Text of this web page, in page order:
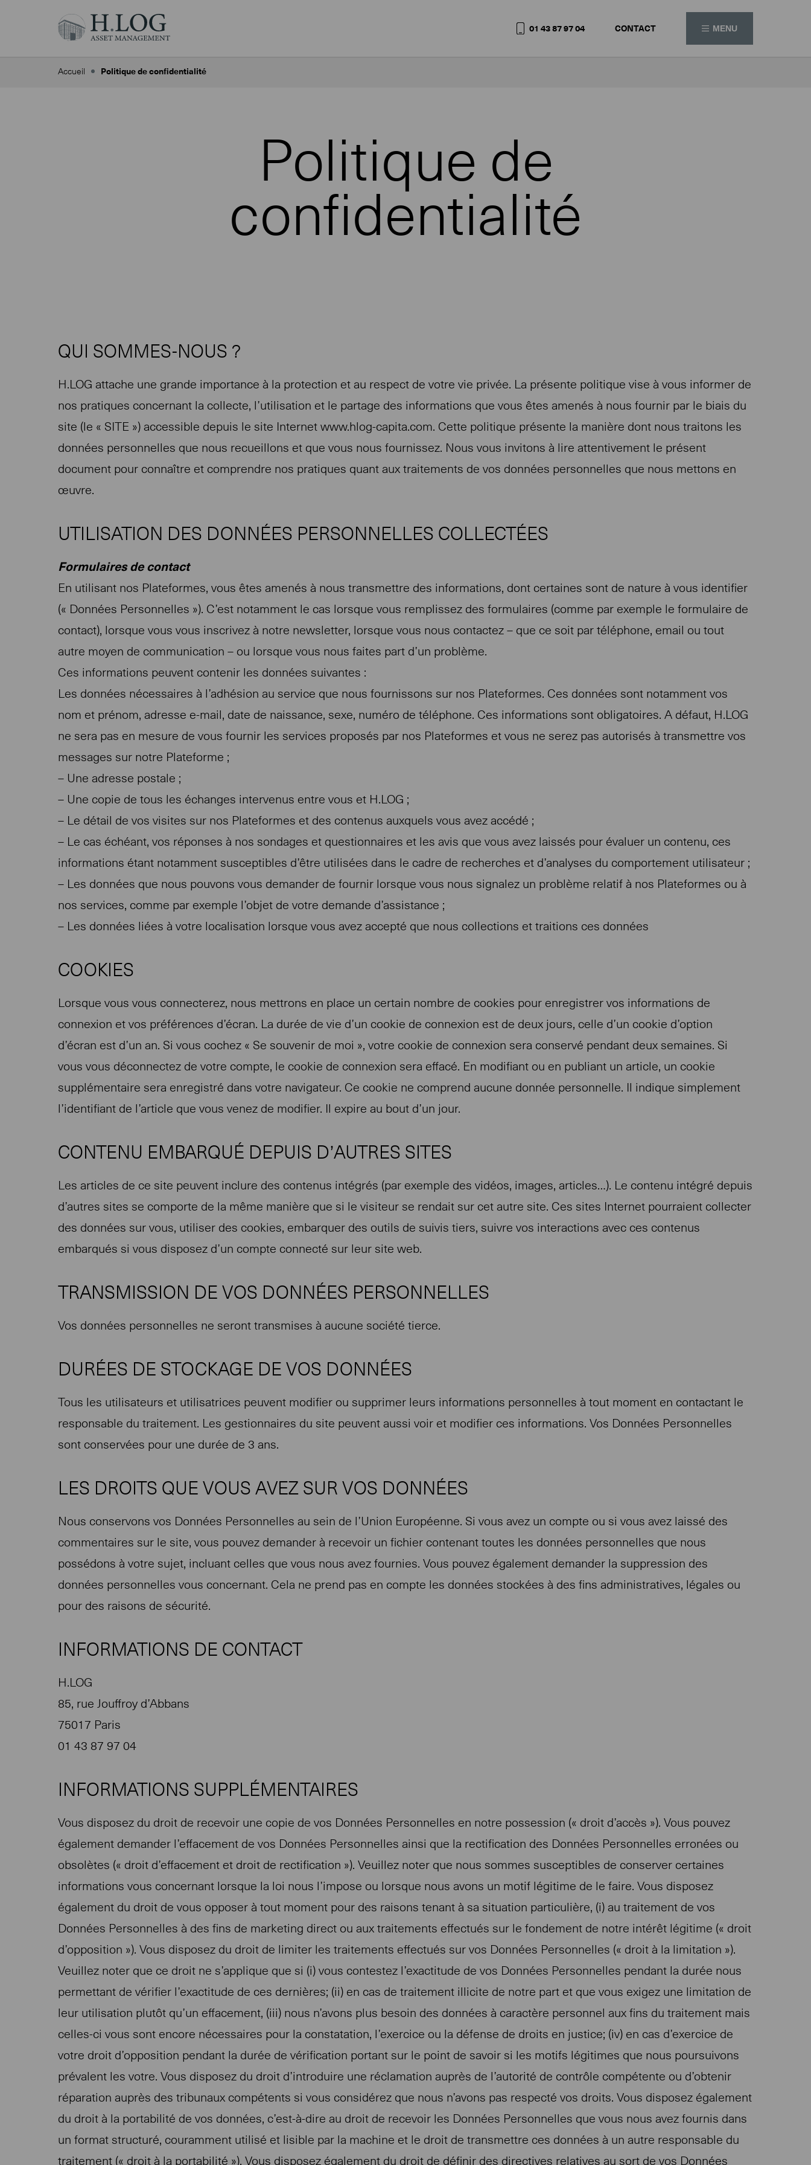
01 43 87 97 04 CONTACT MENU
Accueil Politique de confidentialité
Politique de
confidentialité
QUI SOMMES-NOUS ?
H.LOG attache une grande importance à la protection et au respect de votre vie privée. La présente politique vise à vous informer de
nos pratiques concernant la collecte, l’utilisation et le partage des informations que vous êtes amenés à nous fournir par le biais du
site (le « SITE ») accessible depuis le site Internet www.hlog-capita.com. Cette politique présente la manière dont nous traitons les
données personnelles que nous recueillons et que vous nous fournissez. Nous vous invitons à lire attentivement le présent
document pour connaître et comprendre nos pratiques quant aux traitements de vos données personnelles que nous mettons en
œuvre.
UTILISATION DES DONNÉES PERSONNELLES COLLECTÉES
Formulaires de contact
En utilisant nos Plateformes, vous êtes amenés à nous transmettre des informations, dont certaines sont de nature à vous identifier
(« Données Personnelles »). C’est notamment le cas lorsque vous remplissez des formulaires (comme par exemple le formulaire de
contact), lorsque vous vous inscrivez à notre newsletter, lorsque vous nous contactez – que ce soit par téléphone, email ou tout
autre moyen de communication – ou lorsque vous nous faites part d’un problème.
Ces informations peuvent contenir les données suivantes :
Les données nécessaires à l’adhésion au service que nous fournissons sur nos Plateformes. Ces données sont notamment vos
nom et prénom, adresse e-mail, date de naissance, sexe, numéro de téléphone. Ces informations sont obligatoires. A défaut, H.LOG
ne sera pas en mesure de vous fournir les services proposés par nos Plateformes et vous ne serez pas autorisés à transmettre vos
messages sur notre Plateforme ;
– Une adresse postale ;
– Une copie de tous les échanges intervenus entre vous et H.LOG ;
– Le détail de vos visites sur nos Plateformes et des contenus auxquels vous avez accédé ;
– Le cas échéant, vos réponses à nos sondages et questionnaires et les avis que vous avez laissés pour évaluer un contenu, ces
informations étant notamment susceptibles d’être utilisées dans le cadre de recherches et d’analyses du comportement utilisateur ;
– Les données que nous pouvons vous demander de fournir lorsque vous nous signalez un problème relatif à nos Plateformes ou à
nos services, comme par exemple l’objet de votre demande d’assistance ;
– Les données liées à votre localisation lorsque vous avez accepté que nous collections et traitions ces données
COOKIES
Lorsque vous vous connecterez, nous mettrons en place un certain nombre de cookies pour enregistrer vos informations de
connexion et vos préférences d’écran. La durée de vie d’un cookie de connexion est de deux jours, celle d’un cookie d’option
d’écran est d’un an. Si vous cochez « Se souvenir de moi », votre cookie de connexion sera conservé pendant deux semaines. Si
vous vous déconnectez de votre compte, le cookie de connexion sera effacé. En modifiant ou en publiant un article, un cookie
supplémentaire sera enregistré dans votre navigateur. Ce cookie ne comprend aucune donnée personnelle. Il indique simplement
l’identifiant de l’article que vous venez de modifier. Il expire au bout d’un jour.
CONTENU EMBARQUÉ DEPUIS D’AUTRES SITES
Les articles de ce site peuvent inclure des contenus intégrés (par exemple des vidéos, images, articles…). Le contenu intégré depuis
d’autres sites se comporte de la même manière que si le visiteur se rendait sur cet autre site. Ces sites Internet pourraient collecter
des données sur vous, utiliser des cookies, embarquer des outils de suivis tiers, suivre vos interactions avec ces contenus
embarqués si vous disposez d’un compte connecté sur leur site web.
TRANSMISSION DE VOS DONNÉES PERSONNELLES
Vos données personnelles ne seront transmises à aucune société tierce.
DURÉES DE STOCKAGE DE VOS DONNÉES
Tous les utilisateurs et utilisatrices peuvent modifier ou supprimer leurs informations personnelles à tout moment en contactant le
responsable du traitement. Les gestionnaires du site peuvent aussi voir et modifier ces informations. Vos Données Personnelles
sont conservées pour une durée de 3 ans.
LES DROITS QUE VOUS AVEZ SUR VOS DONNÉES
Nous conservons vos Données Personnelles au sein de l’Union Européenne. Si vous avez un compte ou si vous avez laissé des
commentaires sur le site, vous pouvez demander à recevoir un fichier contenant toutes les données personnelles que nous
possédons à votre sujet, incluant celles que vous nous avez fournies. Vous pouvez également demander la suppression des
données personnelles vous concernant. Cela ne prend pas en compte les données stockées à des fins administratives, légales ou
pour des raisons de sécurité.
INFORMATIONS DE CONTACT
H.LOG
85, rue Jouffroy d’Abbans
75017 Paris
01 43 87 97 04
INFORMATIONS SUPPLÉMENTAIRES
Vous disposez du droit de recevoir une copie de vos Données Personnelles en notre possession (« droit d’accès »). Vous pouvez
également demander l’effacement de vos Données Personnelles ainsi que la rectification des Données Personnelles erronées ou
obsolètes (« droit d’effacement et droit de rectification »). Veuillez noter que nous sommes susceptibles de conserver certaines
informations vous concernant lorsque la loi nous l’impose ou lorsque nous avons un motif légitime de le faire. Vous disposez
également du droit de vous opposer à tout moment pour des raisons tenant à sa situation particulière, (i) au traitement de vos
Données Personnelles à des fins de marketing direct ou aux traitements effectués sur le fondement de notre intérêt légitime (« droit
d’opposition »). Vous disposez du droit de limiter les traitements effectués sur vos Données Personnelles (« droit à la limitation »).
Veuillez noter que ce droit ne s’applique que si (i) vous contestez l’exactitude de vos Données Personnelles pendant la durée nous
permettant de vérifier l’exactitude de ces dernières; (ii) en cas de traitement illicite de notre part et que vous exigez une limitation de
leur utilisation plutôt qu’un effacement, (iii) nous n’avons plus besoin des données à caractère personnel aux fins du traitement mais
celles-ci vous sont encore nécessaires pour la constatation, l’exercice ou la défense de droits en justice; (iv) en cas d’exercice de
votre droit d’opposition pendant la durée de vérification portant sur le point de savoir si les motifs légitimes que nous poursuivons
prévalent les votre. Vous disposez du droit d’introduire une réclamation auprès de l’autorité de contrôle compétente ou d’obtenir
réparation auprès des tribunaux compétents si vous considérez que nous n’avons pas respecté vos droits. Vous disposez également
du droit à la portabilité de vos données, c’est-à-dire au droit de recevoir les Données Personnelles que vous nous avez fournis dans
un format structuré, couramment utilisé et lisible par la machine et le droit de transmettre ces données à un autre responsable du
traitement (« droit à la portabilité »). Vous disposez également du droit de définir des directives relatives au sort de vos Données